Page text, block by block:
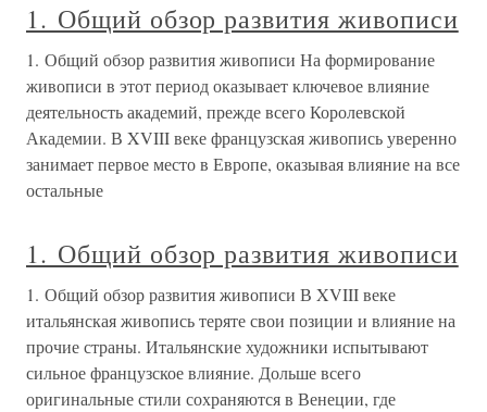
1. Общий обзор развития живописи
1. Общий обзор развития живописи На формирование
живописи в этот период оказывает ключевое влияние
деятельность академий, прежде всего Королевской
Академии. В XVIII веке французская живопись уверенно
занимает первое место в Европе, оказывая влияние на все
остальные
1. Общий обзор развития живописи
1. Общий обзор развития живописи В XVIII веке
итальянская живопись теряте свои позиции и влияние на
прочие страны. Итальянские художники испытывают
сильное французское влияние. Дольше всего
оригинальные стили сохраняются в Венеции, где